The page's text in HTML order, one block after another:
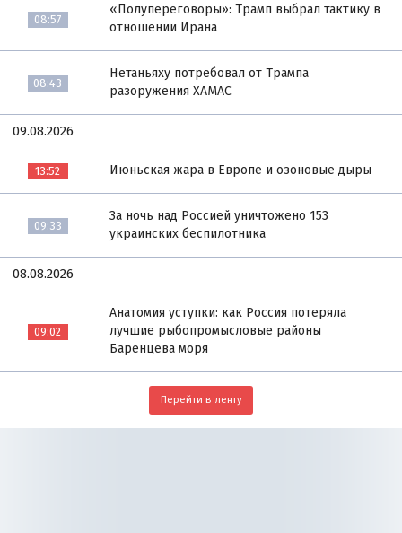
08:57
«Полупереговоры»: Трамп выбрал тактику в
отношении Ирана
08:43
Нетаньяху потребовал от Трампа
разоружения ХАМАС
09.08.2026
13:52 Июньская жара в Европе и озоновые дыры
09:33
За ночь над Россией уничтожено 153
украинских беспилотника
08.08.2026
09:02
Анатомия уступки: как Россия потеряла
лучшие рыбопромысловые районы
Баренцева моря
Перейти в ленту